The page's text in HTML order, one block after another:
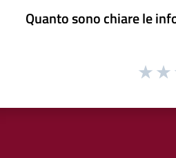
Quanto sono chiare le